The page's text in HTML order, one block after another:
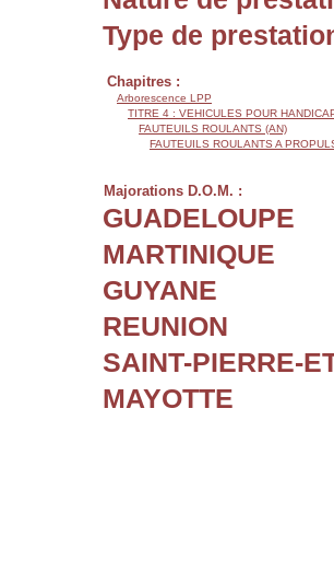
Type de
Chapitres :
Arborescence LPP
TITRE 4 : VEHICULES POUR
FAUTEUILS ROULANTS (AN)
FAUTEUILS ROULANTS A
Majorations D.O.M. :
GUADELOUPE
MARTINIQUE
GUYANE
REUNION
SAINT-PIERRE-
MAYOTTE